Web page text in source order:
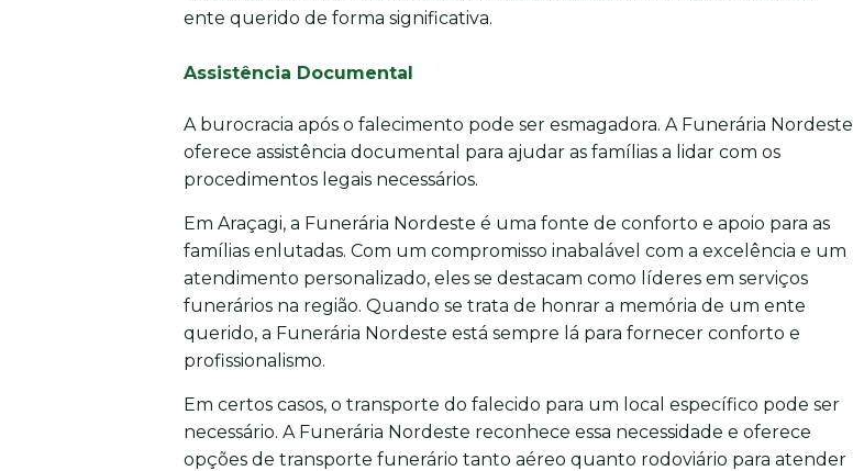
ente querido de forma significativa.
Assistência Documental
A burocracia após o falecimento pode ser esmagadora. A Funerária Nordeste
oferece assistência documental para ajudar as famílias a lidar com os
procedimentos legais necessários.
Em Araçagi, a Funerária Nordeste é uma fonte de conforto e apoio para as
famílias enlutadas. Com um compromisso inabalável com a excelência e um
atendimento personalizado, eles se destacam como líderes em serviços
funerários na região. Quando se trata de honrar a memória de um ente
querido, a Funerária Nordeste está sempre lá para fornecer conforto e
profissionalismo.
Em certos casos, o transporte do falecido para um local específico pode ser
necessário. A Funerária Nordeste reconhece essa necessidade e oferece
opções de transporte funerário tanto aéreo quanto rodoviário para atender